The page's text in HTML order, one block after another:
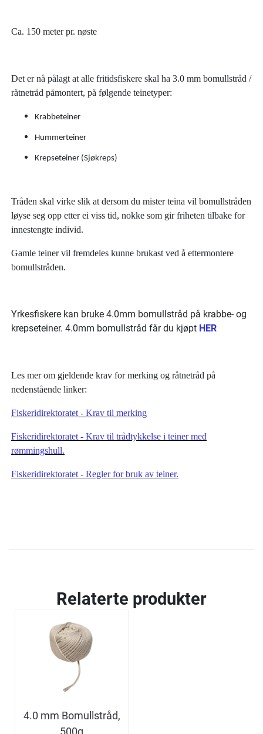
Ca. 150 meter pr. nøste
Det er nå pålagt at alle fritidsfiskere skal ha 3.0 mm bomullstråd /
råtnetråd påmontert, på følgende teinetyper:
Krabbeteiner
Hummerteiner
Krepseteiner (Sjøkreps)
Tråden skal virke slik at dersom du mister teina vil bomullstråden
løyse seg opp etter ei viss tid, nokke som gir friheten tilbake for
innestengte individ.
Gamle teiner vil fremdeles kunne brukast ved å ettermontere
bomullstråden.
Yrkesfiskere kan bruke 4.0mm bomullstråd på krabbe- og
krepseteiner. 4.0mm bomullstråd får du kjøpt HER
Les mer om gjeldende krav for merking og råtnetråd på
nedenstående linker:
Fiskeridirektoratet - Krav til merking
Fiskeridirektoratet - Krav til trådtykkelse i teiner med
rømmingshull.
Fiskeridirektoratet - Regler for bruk av teiner.
Relaterte produkter
4.0 mm Bomullstråd,
500g